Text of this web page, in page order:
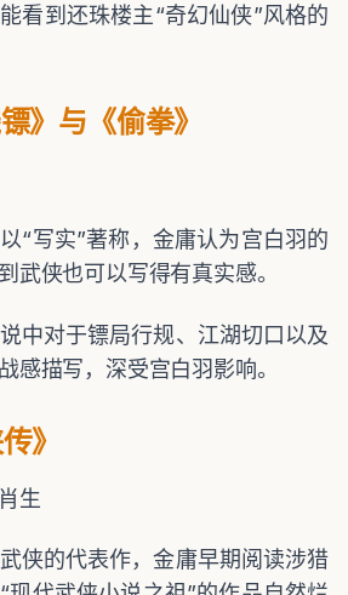
看到还珠楼主“奇幻仙侠”风格的
》与《偷拳》
“写实”著称，金庸认为宫白羽的
武侠也可以写得有真实感。
中对于镖局行规、江湖切口以及
感描写，深受宫白羽影响。
》
生
侠的代表作，金庸早期阅读涉猎